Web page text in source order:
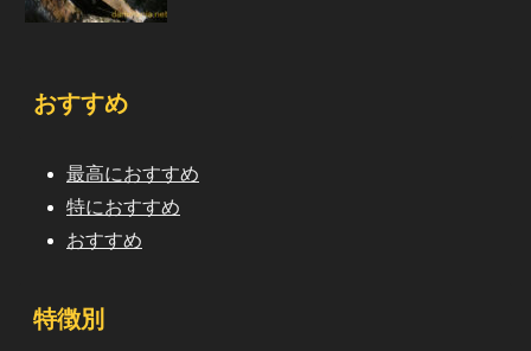
おすすめ
最高におすすめ
特におすすめ
おすすめ
特徴別